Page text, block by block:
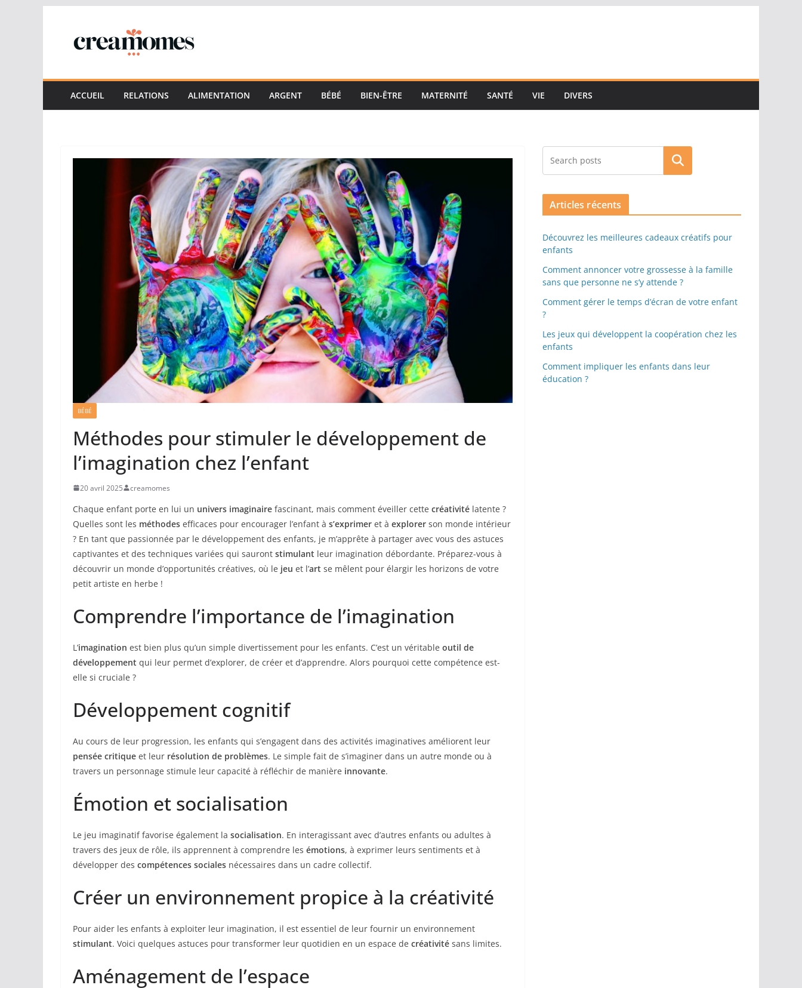
contenu
ACCUEIL RELATIONS ALIMENTATION ARGENT BÉBÉ BIEN-ÊTRE MATERNITÉ SANTÉ VIE DIVERS
BÉBÉ
Méthodes pour stimuler le développement de
l’imagination chez l’enfant
20 avril 2025 creamomes
Chaque enfant porte en lui un univers imaginaire fascinant, mais comment éveiller cette créativité latente ?
Quelles sont les méthodes efficaces pour encourager l’enfant à s’exprimer et à explorer son monde intérieur
? En tant que passionnée par le développement des enfants, je m’apprête à partager avec vous des astuces
captivantes et des techniques variées qui sauront stimulant leur imagination débordante. Préparez-vous à
découvrir un monde d’opportunités créatives, où le jeu et l’art se mêlent pour élargir les horizons de votre
petit artiste en herbe !
Comprendre l’importance de l’imagination
L’imagination est bien plus qu’un simple divertissement pour les enfants. C’est un véritable outil de
développement qui leur permet d’explorer, de créer et d’apprendre. Alors pourquoi cette compétence est-
elle si cruciale ?
Développement cognitif
Au cours de leur progression, les enfants qui s’engagent dans des activités imaginatives améliorent leur
pensée critique et leur résolution de problèmes. Le simple fait de s’imaginer dans un autre monde ou à
travers un personnage stimule leur capacité à réfléchir de manière innovante.
Émotion et socialisation
Le jeu imaginatif favorise également la socialisation. En interagissant avec d’autres enfants ou adultes à
travers des jeux de rôle, ils apprennent à comprendre les émotions, à exprimer leurs sentiments et à
développer des compétences sociales nécessaires dans un cadre collectif.
Créer un environnement propice à la créativité
Pour aider les enfants à exploiter leur imagination, il est essentiel de leur fournir un environnement
stimulant. Voici quelques astuces pour transformer leur quotidien en un espace de créativité sans limites.
Aménagement de l’espace
Rechercher
Articles récents
Découvrez les meilleures cadeaux créatifs pour
enfants
Comment annoncer votre grossesse à la famille
sans que personne ne s’y attende ?
Comment gérer le temps d’écran de votre enfant
?
Les jeux qui développent la coopération chez les
enfants
Comment impliquer les enfants dans leur
éducation ?